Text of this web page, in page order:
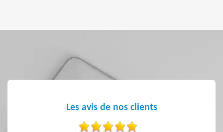
Les avis de nos clients